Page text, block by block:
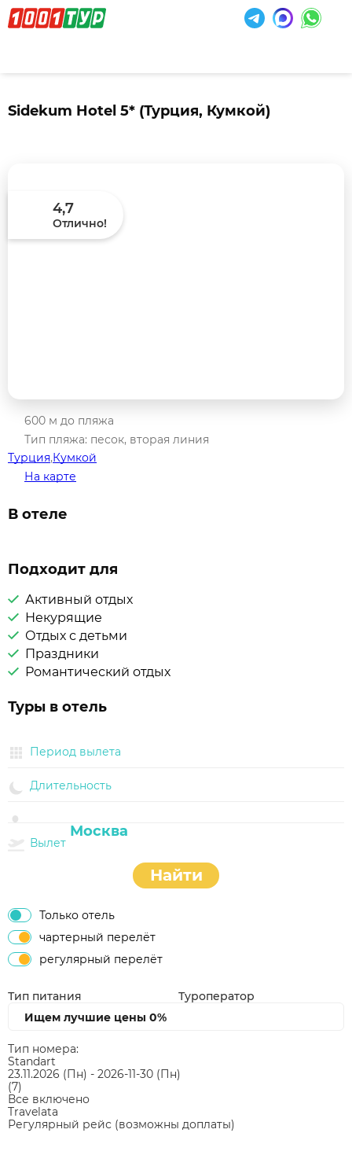
Sidekum Hotel 5* (Турция, Кумкой)
4,7
Отлично!
600 м до пляжа
Тип пляжа: песок, вторая линия
Турция,Кумкой
На карте
В отеле
Подходит для
Активный отдых
Некурящие
Отдых с детьми
Праздники
Романтический отдых
Туры в отель
Период вылета
Длительность
Вылет
Найти
Только отель
чартерный перелёт
регулярный перелёт
Тип питания
Туроператор
Ищем лучшие цены 0%
Тип номера:
Standart
23.11.2026 (Пн) - 2026-11-30 (Пн)
(7)
Все включено
Travelata
Регулярный рейс (возможны доплаты)